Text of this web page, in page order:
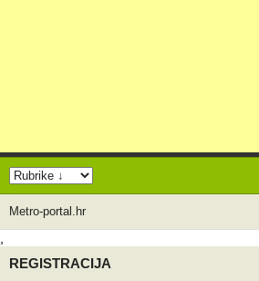
Metro-portal.hr
REGISTRACIJA